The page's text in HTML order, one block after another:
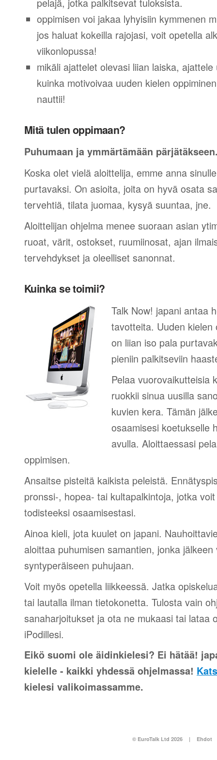
oppimisen voi jakaa lyhyisiin kymmenen
jos haluat kokeilla rajojasi, voit opetella
viikonlopussa!
mikäli ajattelet olevasi liian laiska,
kuinka motivoivaa uuden kielen
nauttii!
Mitä tulen oppimaan?
Puhumaan ja ymmärtämään
Koska olet vielä aloittelija, emme anna
purtavaksi. On asioita, joita on hyvä osata
tervehtiä, tilata juomaa, kysyä suuntaa, jne.
Aloittelijan ohjelma menee suoraan asian
ruoat, värit, ostokset, ruumiinosat, ajan
tervehdykset ja oleelliset sanonnat.
Kuinka se toimii?
Talk Now! japani antaa
tavotteita. Uuden
on liian iso pala
pieniin palkitseviin
Pelaa vuorovaikutteisia
ruokkii sinua uusilla
kuvien kera. Tämän
osaamisesi koetukselle
avulla. Aloittaessasi
oppimisen.
Ansaitse pisteitä kaikista peleistä.
pronssi-, hopea- tai kultapalkintoja, jotka
todisteeksi osaamisestasi.
Ainoa kieli, jota kuulet on japani.
aloittaa puhumisen samantien, jonka
syntyperäiseen puhujaan.
Voit myös opetella liikkeessä. Jatka
tai lautalla ilman tietokonetta. Tulosta vain
sanaharjoitukset ja ota ne mukaasi tai lataa
iPodillesi.
Eikö suomi ole äidinkielesi? Ei hätää!
kielelle - kaikki yhdessä ohjelmassa!
kielesi valikoimassamme.
© EuroTalk Ltd 2026 | Ehdot